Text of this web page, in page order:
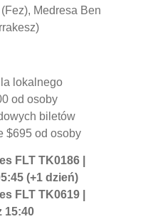
Medresa Ben
lokalnego
od osoby
biletów
$695 od osoby
FLT TK0186 |
(+1 dzień)
FLT TK0619 |
15:40